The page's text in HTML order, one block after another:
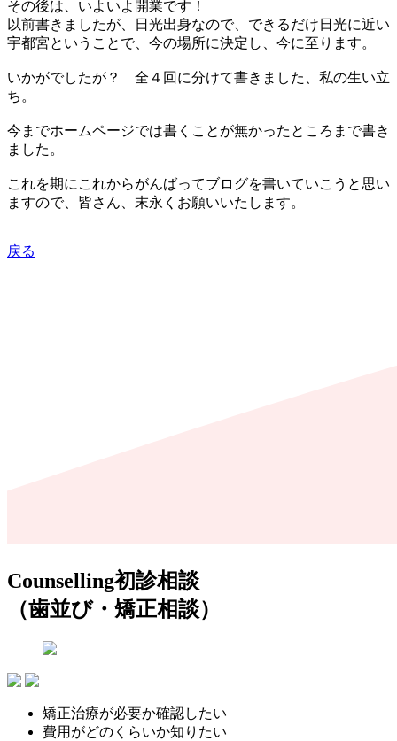
その後は、いよいよ開業です！
以前書きましたが、日光出身なので、できるだけ日光に近い
宇都宮ということで、今の場所に決定し、今に至ります。
いかがでしたが？ 全４回に分けて書きました、私の生い立
ち。
今までホームページでは書くことが無かったところまで書き
ました。
これを期にこれからがんばってブログを書いていこうと思い
ますので、皆さん、末永くお願いいたします。
戻る
Counselling初診相談
（歯並び・矯正相談）
矯正治療が必要か確認したい
費用がどのくらいか知りたい